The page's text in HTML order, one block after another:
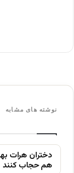
نوشته های مشابه
دختران هرات
هم حجاب کنند